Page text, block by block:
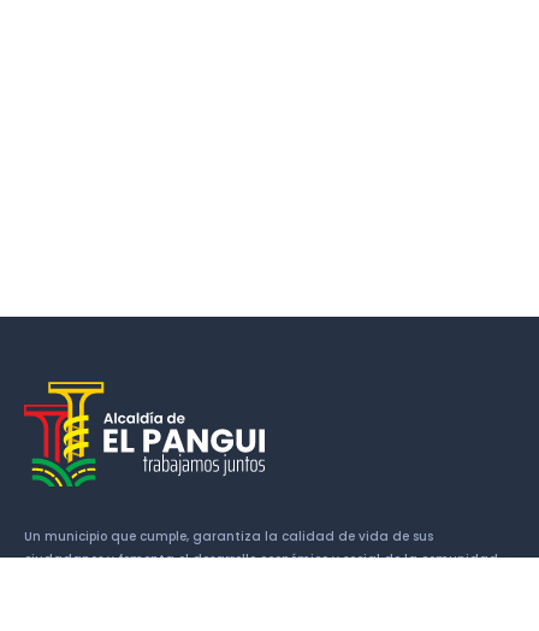
Un municipio que cumple, garantiza la calidad de vida de sus
ciudadanos y fomenta el desarrollo económico y social de la comunidad.